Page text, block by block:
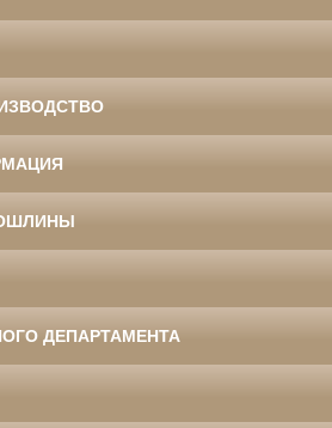
ДЕПАРТАМЕНТА